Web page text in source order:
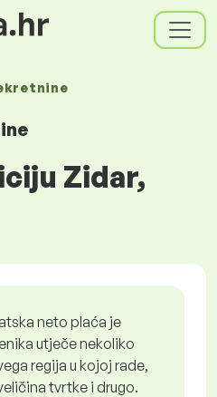
Zidar,
neto plaća je
utječe nekoliko
regija u kojoj rade,
tvrtke i drugo.